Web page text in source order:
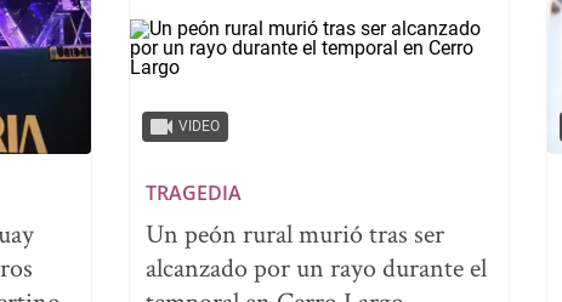
VIDEO
TRAGEDIA
Un peón rural murió tras ser
alcanzado por un rayo durante el